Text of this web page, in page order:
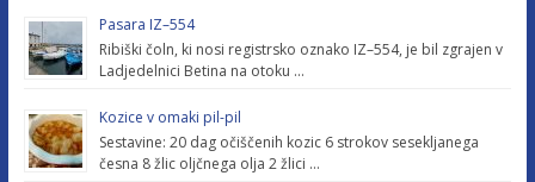
Pasara IZ–554
Ribiški čoln, ki nosi registrsko oznako IZ–554, je bil zgrajen v
Ladjedelnici Betina na otoku …
Kozice v omaki pil-pil
Sestavine: 20 dag očiščenih kozic 6 strokov sesekljanega
česna 8 žlic oljčnega olja 2 žlici …